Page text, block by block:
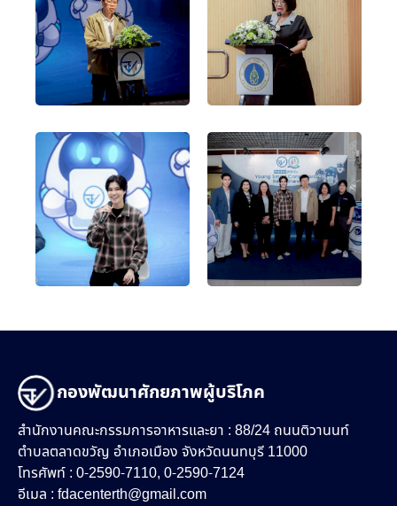
กองพัฒนาศักยภาพผู้บริโภค
สำนักงานคณะกรรมการอาหารและยา : 88/24 ถนนติวานนท์
ตำบลตลาดขวัญ อำเภอเมือง จังหวัดนนทบุรี 11000
โทรศัพท์ : 0-2590-7110, 0-2590-7124
อีเมล : fdacenterth@gmail.com